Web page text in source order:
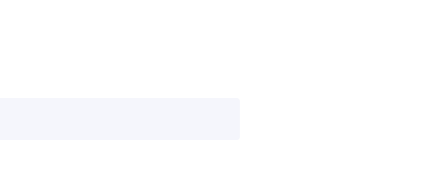
высочайший комфорт и безопасность при ношении линз в течение целого